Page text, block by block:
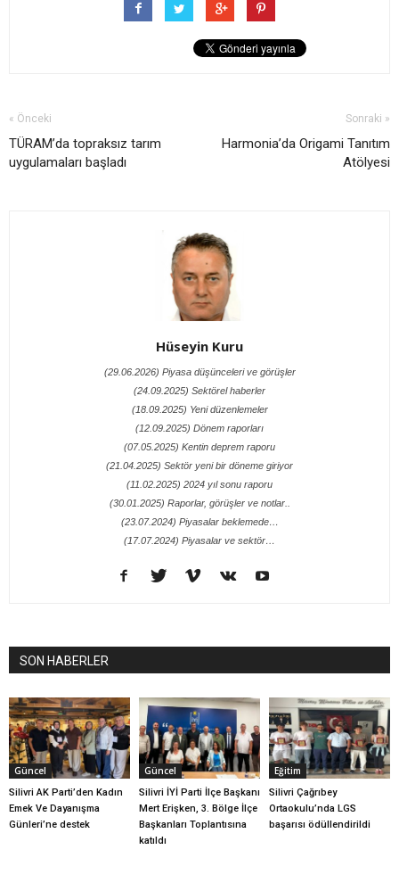
« Önceki
TÜRAM’da topraksız tarım
uygulamaları başladı
Sonraki »
Harmonia’da Origami Tanıtım
Atölyesi
Hüseyin Kuru
(29.06.2026) Piyasa düşünceleri ve görüşler
(24.09.2025) Sektörel haberler
(18.09.2025) Yeni düzenlemeler
(12.09.2025) Dönem raporları
(07.05.2025) Kentin deprem raporu
(21.04.2025) Sektör yeni bir döneme giriyor
(11.02.2025) 2024 yıl sonu raporu
(30.01.2025) Raporlar, görüşler ve notlar..
(23.07.2024) Piyasalar beklemede…
(17.07.2024) Piyasalar ve sektör…
SON HABERLER
Güncel
Silivri AK Parti’den Kadın
Emek Ve Dayanışma
Günleri’ne destek
Güncel
Silivri İYİ Parti İlçe Başkanı
Mert Erişken, 3. Bölge İlçe
Başkanları Toplantısına
katıldı
Eğitim
Silivri Çağrıbey
Ortaokulu’nda LGS
başarısı ödüllendirildi